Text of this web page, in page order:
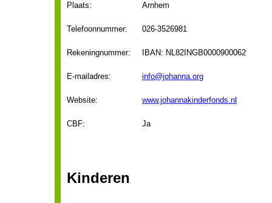
Plaats: Arnhem
Telefoonnummer: 026-3526981
Rekeningnummer: IBAN: NL82INGB0000900062
E-mailadres: info@johanna.org
Website: www.johannakinderfonds.nl
CBF: Ja
Kinderen